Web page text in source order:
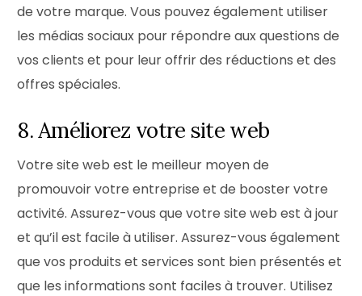
de votre marque. Vous pouvez également utiliser
les médias sociaux pour répondre aux questions de
vos clients et pour leur offrir des réductions et des
offres spéciales.
8. Améliorez votre site web
Votre site web est le meilleur moyen de
promouvoir votre entreprise et de booster votre
activité. Assurez-vous que votre site web est à jour
et qu’il est facile à utiliser. Assurez-vous également
que vos produits et services sont bien présentés et
que les informations sont faciles à trouver. Utilisez